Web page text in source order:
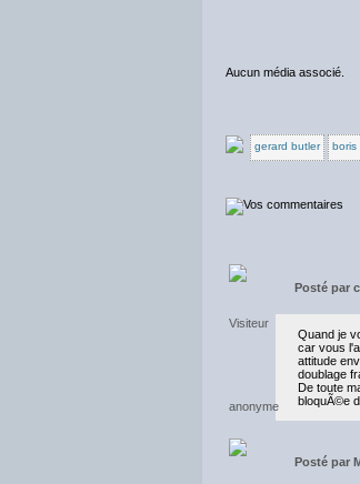
Aucun média associé.
gerard butler boris
Posté par
Quand je
car vous
attitude
doublage
De toute
bloquÃ©e
Posté par